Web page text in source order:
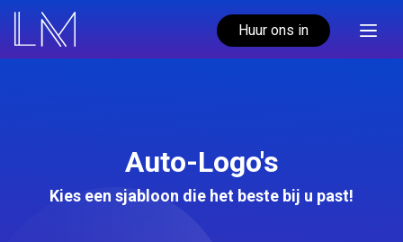
Huur ons in
Auto-Logo's
Kies een sjabloon die het beste bij u past!